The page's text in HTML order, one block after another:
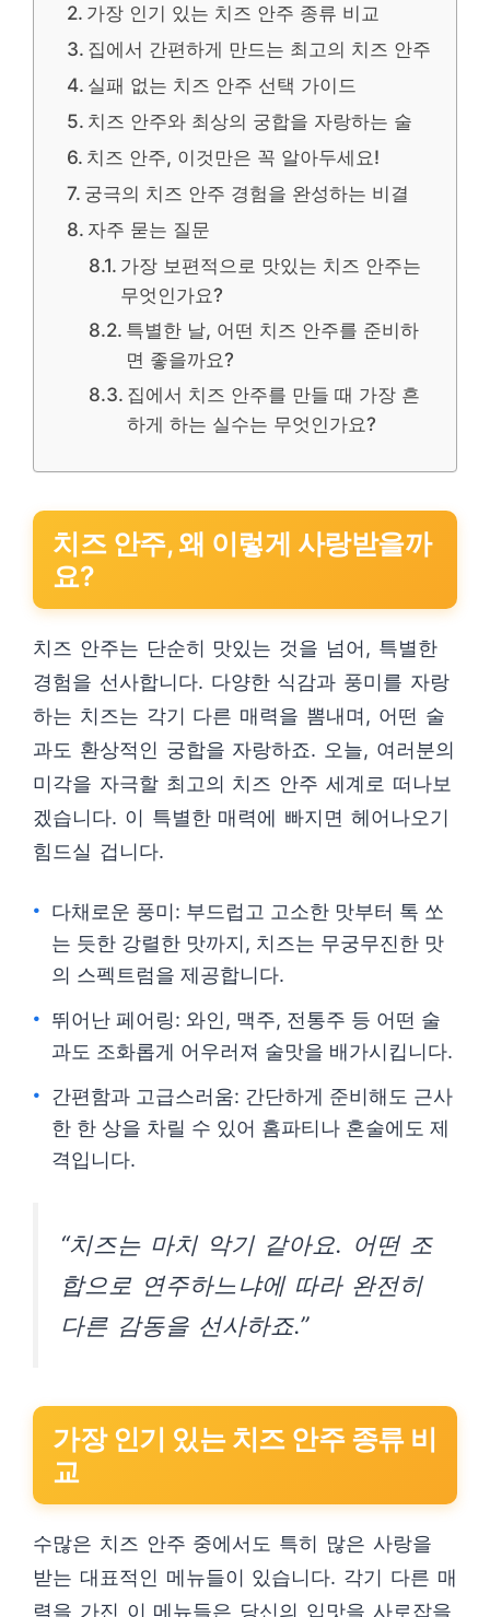
가장 인기 있는 치즈 안주 종류 비교
집에서 간편하게 만드는 최고의 치즈 안주
실패 없는 치즈 안주 선택 가이드
치즈 안주와 최상의 궁합을 자랑하는 술
치즈 안주, 이것만은 꼭 알아두세요!
궁극의 치즈 안주 경험을 완성하는 비결
자주 묻는 질문
가장 보편적으로 맛있는 치즈 안주는
무엇인가요?
특별한 날, 어떤 치즈 안주를 준비하
면 좋을까요?
집에서 치즈 안주를 만들 때 가장 흔
하게 하는 실수는 무엇인가요?
치즈 안주, 왜 이렇게 사랑받을까
요?
치즈 안주는 단순히 맛있는 것을 넘어, 특별한
경험을 선사합니다. 다양한 식감과 풍미를 자랑
하는 치즈는 각기 다른 매력을 뽐내며, 어떤 술
과도 환상적인 궁합을 자랑하죠. 오늘, 여러분의
미각을 자극할 최고의 치즈 안주 세계로 떠나보
겠습니다. 이 특별한 매력에 빠지면 헤어나오기
힘드실 겁니다.
다채로운 풍미: 부드럽고 고소한 맛부터 톡 쏘
는 듯한 강렬한 맛까지, 치즈는 무궁무진한 맛
의 스펙트럼을 제공합니다.
뛰어난 페어링: 와인, 맥주, 전통주 등 어떤 술
과도 조화롭게 어우러져 술맛을 배가시킵니다.
간편함과 고급스러움: 간단하게 준비해도 근사
한 한 상을 차릴 수 있어 홈파티나 혼술에도 제
격입니다.
“치즈는 마치 악기 같아요. 어떤 조
합으로 연주하느냐에 따라 완전히
다른 감동을 선사하죠.”
가장 인기 있는 치즈 안주 종류 비
교
수많은 치즈 안주 중에서도 특히 많은 사랑을
받는 대표적인 메뉴들이 있습니다. 각기 다른 매
력을 가진 이 메뉴들은 당신의 입맛을 사로잡을